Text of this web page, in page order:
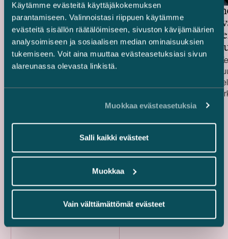
Käytämme evästeitä käyttäjäkokemuksen
parantamiseen. Valinnoistasi riippuen käytämme
evästeitä sisällön räätälöimiseen, sivuston kävijämäärien
analysoimiseen ja sosiaalisen median ominaisuuksien
tukemiseen. Voit aina muuttaa evästeasetuksiasi sivun
alareunassa olevasta linkistä.
Muokkaa evästeasetuksia
Salli kaikki evästeet
Muokkaa
Vain välttämättömät evästeet
Focus Nordic Cities -
kiinteistörahasto –
Monikäyttäjätoimistorakennuksen
myynti
Avustimme Focus Nordic Cities -nimistä
saksalaista kiinteistörahastoa sen
Kohteen vuokrattava pinta-ala on noin 10
pääkonttorina.
myynti
Avustimme
myydessä
sijaitsevat
tilat.
logistiikka-,
hopeatason
Julkaistu
26.2.2020